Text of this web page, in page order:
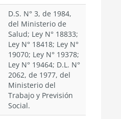
D.S. N° 3, de 1984,
del Ministerio de
Salud; Ley N° 18833;
Ley N° 18418; Ley N°
19070; Ley N° 19378;
Ley N° 19464; D.L. N°
2062, de 1977, del
Ministerio del
Trabajo y Previsión
Social.